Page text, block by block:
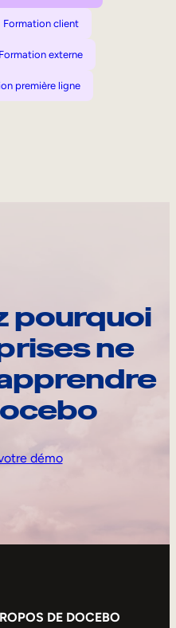
Formation client
Formation externe
première ligne
pourquoi
ne
démo
DE DOCEBO